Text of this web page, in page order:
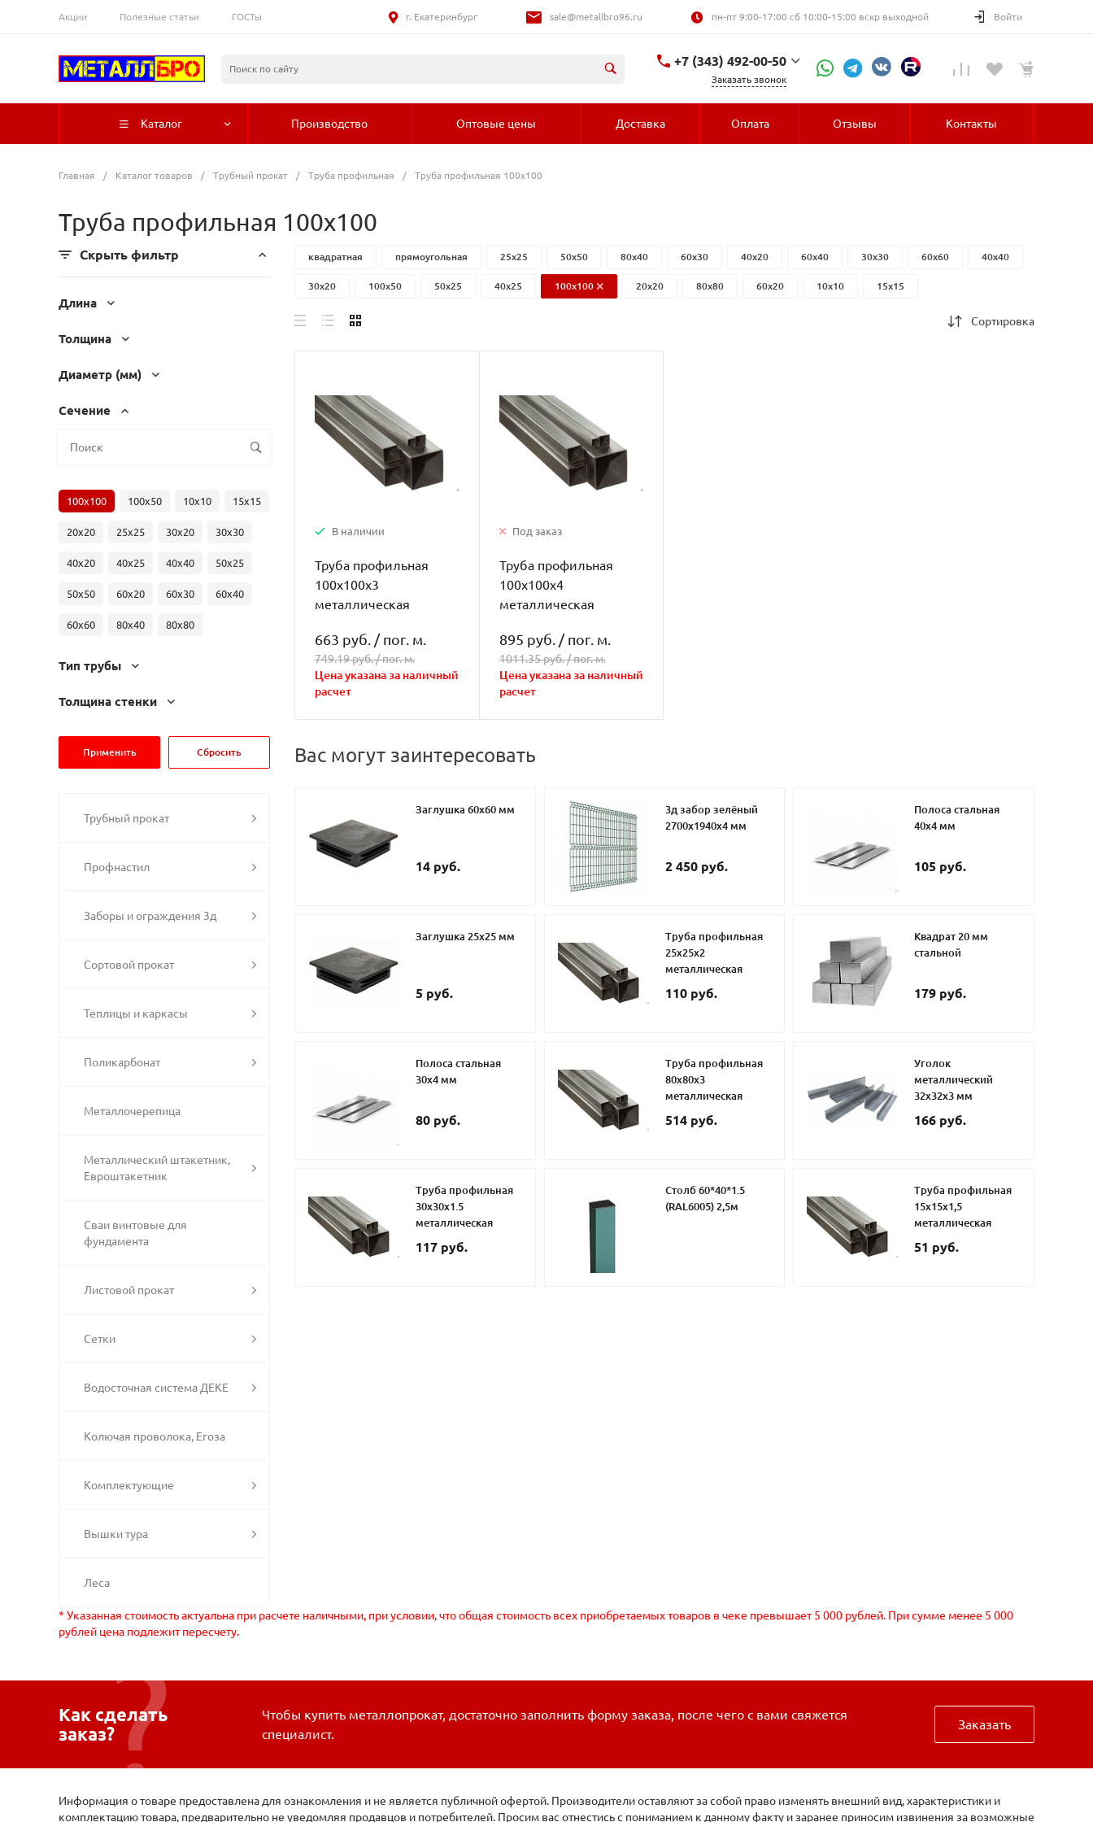
Акции Полезные статьи ГОСТы г. Екатеринбург sale@metallbro96.ru пн-пт 9:00-17:00 сб 10:00-15:00 вскр выходной Войти
+7 (343) 492-00-50
Заказать звонок
Каталог Производство Оптовые цены Доставка Оплата Отзывы Контакты
Главная / Каталог товаров / Трубный прокат / Труба профильная / Труба профильная 100x100
Труба профильная 100x100
Скрыть фильтр
Длина
Толщина
Диаметр (мм)
Сечение
100x100 100x50 10x10 15x15
20x20 25x25 30x20 30x30
40x20 40x25 40x40 50x25
50x50 60x20 60x30 60x40
60x60 80x40 80x80
Тип трубы
Толщина стенки
Трубный прокат
Профнастил
Заборы и ограждения 3д
Сортовой прокат
Теплицы и каркасы
Поликарбонат
Металлочерепица
Металлический штакетник,
Евроштакетник
Сваи винтовые для
фундамента
Листовой прокат
Сетки
Водосточная система ДЕКЕ
Колючая проволока, Егоза
Комплектующие
Вышки тура
Леса
квадратная прямоугольная 25x25 50x50 80x40 60x30 40x20 60x40 30x30 60x60 40x40
30x20 100x50 50x25 40x25 100x100 20x20 80x80 60x20 10x10 15x15
Сортировка
В наличии
Труба профильная
100х100х3
металлическая
663 руб. / пог. м.
749.19 руб. /пог. м.
Цена указана за наличный
расчет
Под заказ
Труба профильная
100х100х4
металлическая
895 руб. / пог. м.
1011.35 руб. /пог. м.
Цена указана за наличный
расчет
Вас могут заинтересовать
Заглушка 60х60 мм
14 руб.
3д забор зелёный
2700х1940х4 мм
2 450 руб.
Полоса стальная
40х4 мм
105 руб.
Заглушка 25х25 мм
5 руб.
Труба профильная
25х25х2
металлическая
110 руб.
Квадрат 20 мм
стальной
179 руб.
Полоса стальная
30х4 мм
80 руб.
Труба профильная
80х80х3
металлическая
514 руб.
Уголок
металлический
32х32х3 мм
166 руб.
Труба профильная
30х30х1.5
металлическая
117 руб.
Столб 60*40*1.5
(RAL6005) 2,5м
Труба профильная
15х15х1,5
металлическая
51 руб.
* Указанная стоимость актуальна при расчете наличными, при условии, что общая стоимость всех приобретаемых товаров в чеке превышает 5 000 рублей. При сумме менее 5 000
рублей цена подлежит пересчету.
Как сделать
заказ?
Чтобы купить металлопрокат, достаточно заполнить форму заказа, после чего с вами свяжется
специалист.
Заказать
Информация о товаре предоставлена для ознакомления и не является публичной офертой. Производители оставляют за собой право изменять внешний вид, характеристики и
комплектацию товара, предварительно не уведомляя продавцов и потребителей. Просим вас отнестись с пониманием к данному факту и заранее приносим извинения за возможные